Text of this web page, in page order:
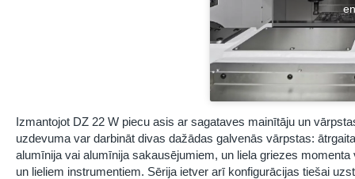
Izmantojot DZ 22 W piecu asis ar sagataves mainītāju un
uzdevuma var darbināt divas dažādas galvenās vārpstas:
alumīnija vai alumīnija sakausējumiem, un liela griezes
un lieliem instrumentiem. Sērija ietver arī konfigurācijas tiešai